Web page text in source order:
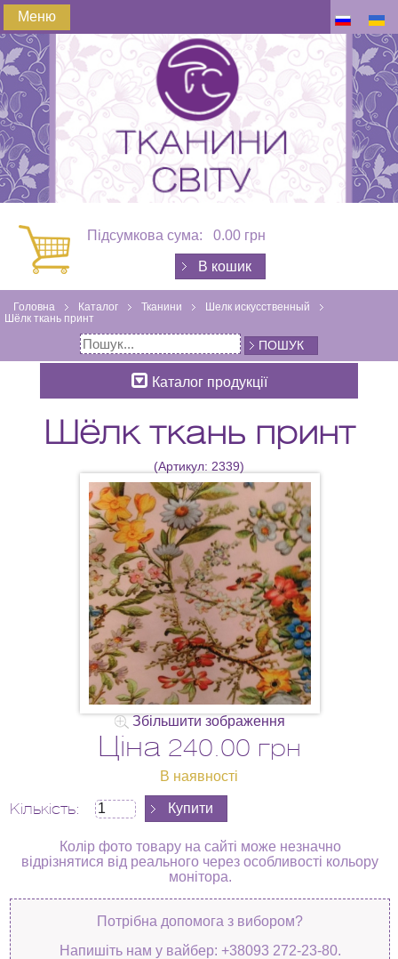
Меню
Підсумкова сума: 0.00 грн
В кошик
Головна Каталог Тканини
Шелк искусственный
Шёлк ткань принт
ПОШУК
Каталог продукції
Шёлк ткань принт
(Артикул: 2339)
Збільшити зображення
Ціна 240.00 грн
В наявності
Кількість:
Колір фото товару на сайті може незначно
відрізнятися від реального через особливості кольору
монітора.
Потрібна допомога з вибором?
Напишіть нам у вайбер: +38093 272-23-80.